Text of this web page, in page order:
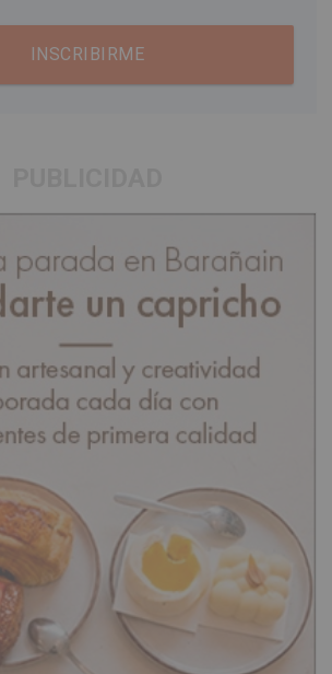
INSCRIBIRME